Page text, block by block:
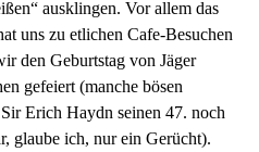
ausklingen. Vor allem das
uns zu etlichen Cafe-Besuchen
den Geburtstag von Jäger
gefeiert (manche bösen
Erich Haydn seinen 47. noch
glaube ich, nur ein Gerücht).